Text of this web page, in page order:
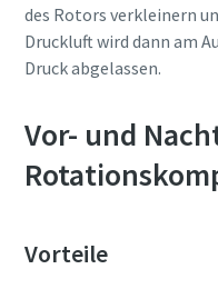
Alles, was Sie über
Förderprozess
Entdecken Sie, wie Sie
des Rotors verkleinern
Druckluft wird dann am
Druck abgelassen.
Vor- und
Vorteile
Ich